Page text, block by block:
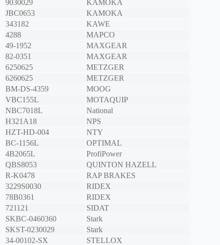
9030029
KAMOKA
JBC0653
KAMOKA
343182
KAWE
4288
MAPCO
49-1952
MAXGEAR
82-0351
MAXGEAR
6250625
METZGER
6260625
METZGER
BM-DS-4359
MOOG
VBC155L
MOTAQUIP
NBC7018L
National
H321A18
NPS
HZT-HD-004
NTY
BC-1156L
OPTIMAL
4B2065L
ProfiPower
QBS8053
QUINTON HAZELL
R-K0478
RAP BRAKES
3229S0030
RIDEX
78B0361
RIDEX
721121
SIDAT
SKBC-0460360
Stark
SKST-0230029
Stark
34-00102-SX
STELLOX